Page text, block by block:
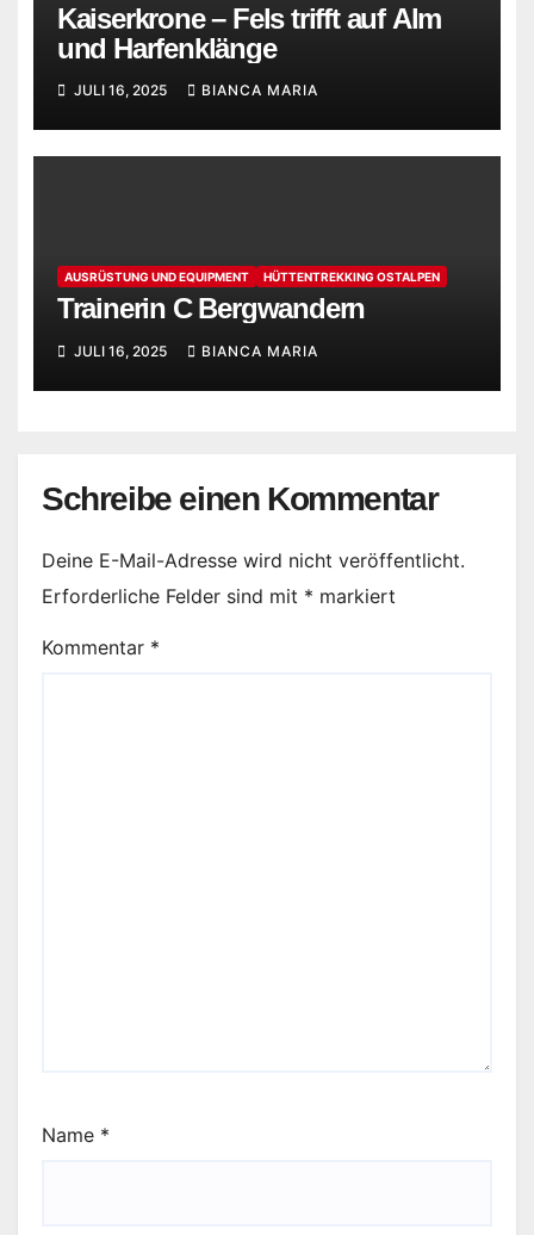
Kaiserkrone – Fels trifft auf Alm
und Harfenklänge
JULI 16, 2025 BIANCA MARIA
AUSRÜSTUNG UND EQUIPMENT HÜTTENTREKKING OSTALPEN
Trainerin C Bergwandern
JULI 16, 2025 BIANCA MARIA
Schreibe einen Kommentar
Deine E-Mail-Adresse wird nicht veröffentlicht.
Erforderliche Felder sind mit * markiert
Kommentar *
Name *